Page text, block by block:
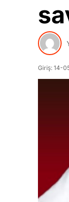
Giriş: 14-